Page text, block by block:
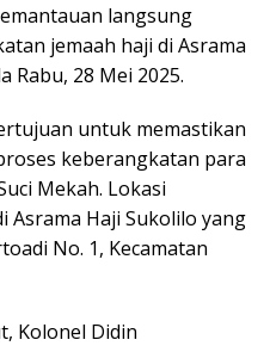
langsung
jemaah haji di Asrama
Rabu, 28 Mei 2025.
untuk memastikan
keberangkatan para
Mekah. Lokasi
Asrama Haji Sukolilo yang
No. 1, Kecamatan
Kolonel Didin